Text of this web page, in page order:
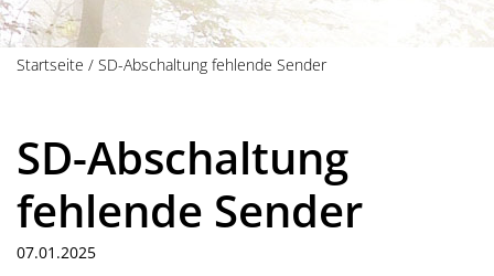
Startseite / SD-Abschaltung fehlende Sender
SD-Abschaltung
fehlende Sender
07.01.2025